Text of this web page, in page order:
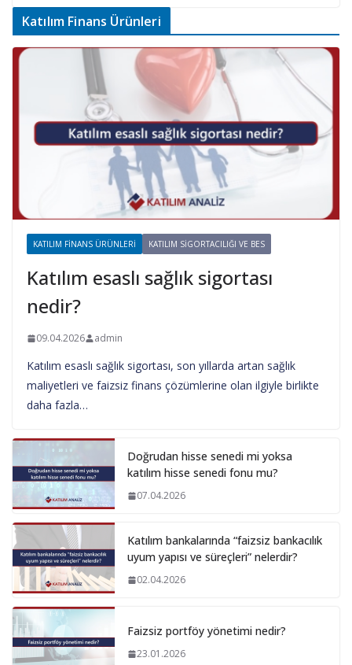
Katılım Finans Ürünleri
KATILIM FINANS ÜRÜNLERI KATILIM SIGORTACILIĞI VE BES
Katılım esaslı sağlık sigortası
nedir?
09.04.2026 admin
Katılım esaslı sağlık sigortası, son yıllarda artan sağlık
maliyetleri ve faizsiz finans çözümlerine olan ilgiyle birlikte
daha fazla…
Doğrudan hisse senedi mi yoksa
katılım hisse senedi fonu mu?
07.04.2026
Katılım bankalarında “faizsiz bankacılık
uyum yapısı ve süreçleri” nelerdir?
02.04.2026
Faizsiz portföy yönetimi nedir?
23.01.2026